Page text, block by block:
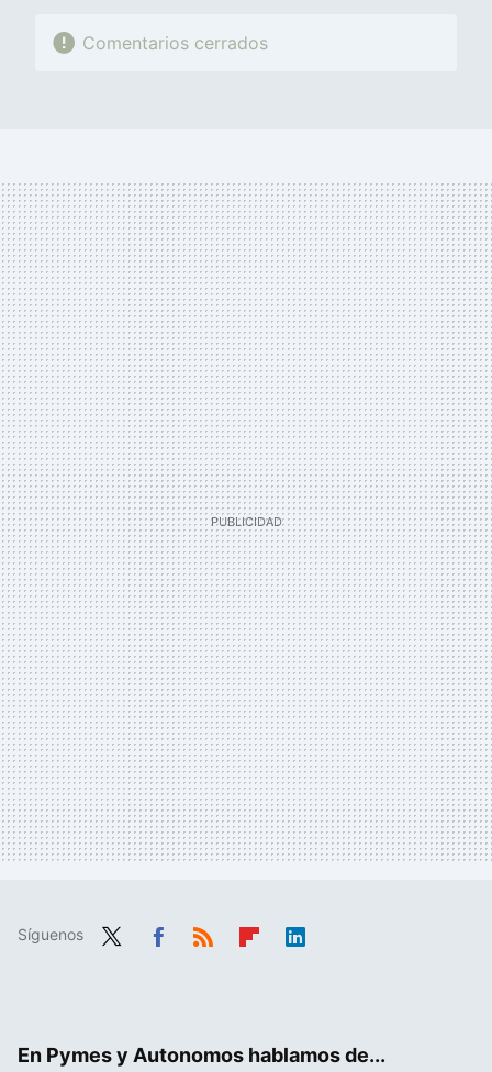
Comentarios cerrados
Síguenos
En Pymes y Autonomos hablamos de...